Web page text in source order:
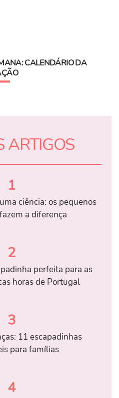
CALENDÁRIO DA
ARTIGOS
1
ciência: os pequenos
a diferença
2
perfeita para as
horas de Portugal
3
11 escapadinhas
para famílias
4